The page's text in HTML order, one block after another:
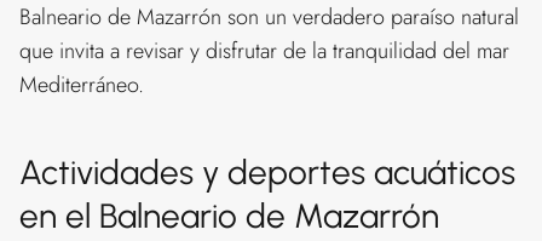
Balneario de Mazarrón son un verdadero paraíso natural
que invita a revisar y disfrutar de la tranquilidad del mar
Mediterráneo.
Actividades y deportes acuáticos
en el Balneario de Mazarrón